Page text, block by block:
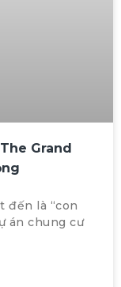
Grand
đến là “con
án chung cư